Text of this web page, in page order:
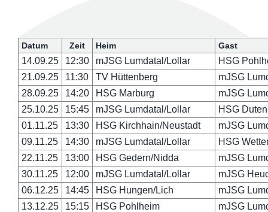
Datum Zeit Heim Gast
14.09.25 12:30 mJSG Lumdatal/Lollar
HSG
21.09.25
11:30 TV Hüttenberg
mJSG
28.09.25
14:20 HSG Marburg
mJSG
25.10.25
15:45 mJSG Lumdatal/Lollar
HSG
01.11.25
13:30 HSG Kirchhain/Neustadt
mJSG
09.11.25
14:30 mJSG Lumdatal/Lollar
HSG
22.11.25
13:00 HSG Gedern/Nidda
mJSG
30.11.25
12:00 mJSG Lumdatal/Lollar
mJSG
06.12.25
14:45 HSG Hungen/Lich
mJSG
13.12.25
15:15 HSG Pohlheim
mJSG